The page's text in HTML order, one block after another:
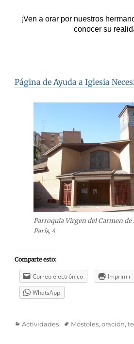
¡Ven a orar por nuestros
conocer su
Página de Ayuda a Iglesia
Parroquia Virgen del Carmen de
París, 4
Comparte esto:
Correo electrónico Imprimir
WhatsApp
Categorías
Actividades Etiquetas
Móstoles, oración,